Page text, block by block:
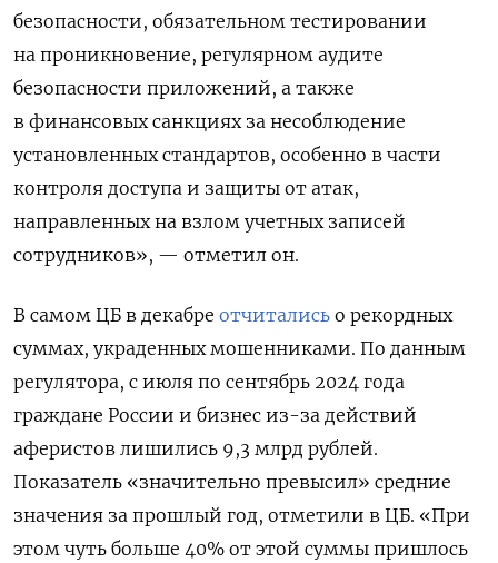
безопасности, обязательном тестировании
на проникновение, регулярном аудите
безопасности приложений, а также
в финансовых санкциях за несоблюдение
установленных стандартов, особенно в части
контроля доступа и защиты от атак,
направленных на взлом учетных записей
сотрудников», — отметил он.
В самом ЦБ в декабре отчитались о рекордных
суммах, украденных мошенниками. По данным
регулятора, с июля по сентябрь 2024 года
граждане России и бизнес из-за действий
аферистов лишились 9,3 млрд рублей.
Показатель «значительно превысил» средние
значения за прошлый год, отметили в ЦБ. «При
этом чуть больше 40% от этой суммы пришлось